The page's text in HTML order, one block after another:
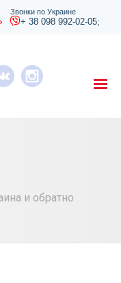
Звонки по Украине
+ 38 098 992-02-05;
и обратно